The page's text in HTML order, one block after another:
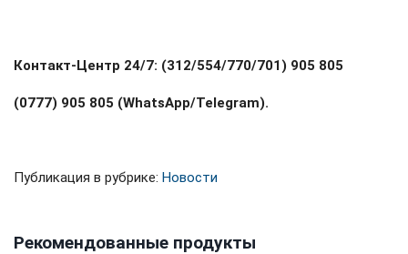
Контакт-Центр 24/7: (312/554/770/701) 905 805
(0777) 905 805 (WhatsApp/Telegram).
Публикация в рубрике: Новости
Рекомендованные продукты